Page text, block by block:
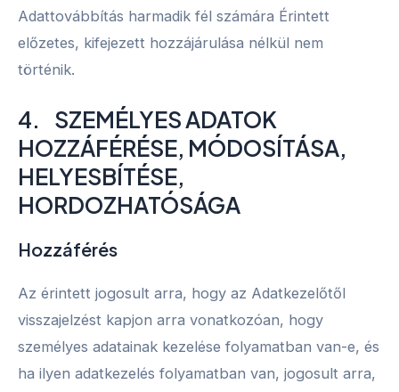
Adattovábbítás harmadik fél számára Érintett
előzetes, kifejezett hozzájárulása nélkül nem
történik.
4. SZEMÉLYES ADATOK
HOZZÁFÉRÉSE, MÓDOSÍTÁSA,
HELYESBÍTÉSE,
HORDOZHATÓSÁGA
Hozzáférés
Az érintett jogosult arra, hogy az Adatkezelőtől
visszajelzést kapjon arra vonatkozóan, hogy
személyes adatainak kezelése folyamatban van-e, és
ha ilyen adatkezelés folyamatban van, jogosult arra,